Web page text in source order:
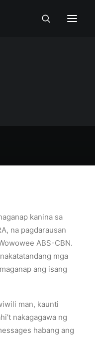
kanina sa
na pagdarausan
ABS-CBN.
mga
ang isang
man, kaunti
nakagagawa ng
habang ang